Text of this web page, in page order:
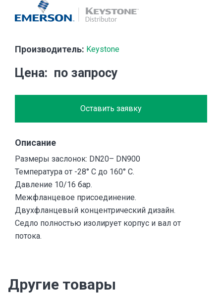
Производитель: Keystone
Цена по запросу
Оставить заявку
Описание
Размеры заслонок: DN20– DN900
Температура от -28° C до 160° C.
Давление 10/16 бар.
Межфланцевое присоединение.
Двухфланцевый концентрический дизайн.
Седло полностью изолирует корпус и вал от
потока.
Другие товары